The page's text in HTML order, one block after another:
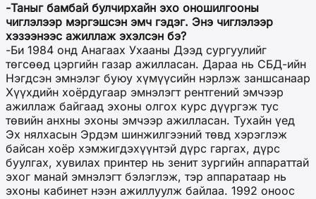
-Таныг бамбай булчирхайн эхо оношилгооны
чиглэлээр мэргэшсэн эмч гэдэг. Энэ чиглэлээр
хэзээнээс ажиллаж эхэлсэн бэ?
-Би 1984 онд Анагаах Ухааны Дээд сургуулийг
төгсөөд цэргийн газар ажилласан. Дараа нь СБД-ийн
Нэгдсэн эмнэлэг буюу хүмүүсийн нэрлэж заншсанаар
Хүүхдийн хоёрдугаар эмнэлэгт рентгений эмчээр
ажиллаж байгаад эхоны олгох курс дүүргэж тус
төвийн анхны эхоны эмчээр ажилласан. Тухайн үед
Эх нялхасын Эрдэм шинжилгээний төвд хэрэглэж
байсан хоёр хэмжигдэхүүнтэй дүрс гаргах, дүрс
буулгах, хувилах принтер нь зенит зургийн аппараттай
эхог манай эмнэлэгт бэлэглэж, тэр аппаратаар нь
эхоны кабинет нээн ажиллуулж байлаа. 1992 оноос